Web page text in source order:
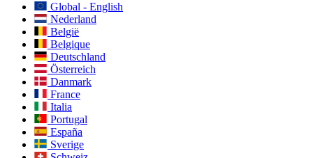
Global - English
Nederland
België
Belgique
Deutschland
Österreich
Danmark
France
Italia
Portugal
España
Sverige